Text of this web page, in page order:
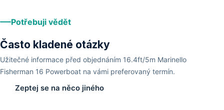
Potřebuji vědět
Často kladené otázky
Užitečné informace před objednáním 16.4ft/5m Marinello
Fisherman 16 Powerboat na vámi preferovaný termín.
Zeptej se na něco jiného